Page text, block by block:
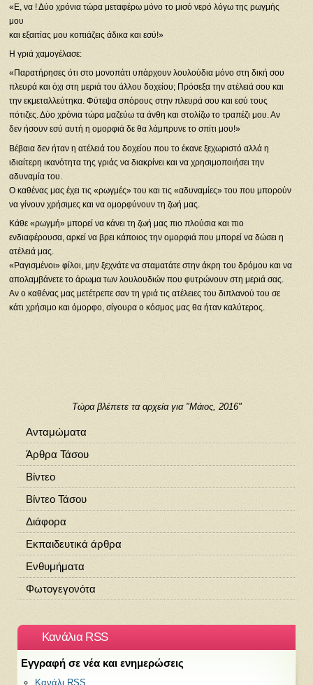
«Ε, να ! Δύο χρόνια τώρα μεταφέρω μόνο το μισό νερό λόγω της ρωγμής
μου
και εξαιτίας μου κοπιάζεις άδικα και εσύ!»
Η γριά χαμογέλασε:
«Παρατήρησες ότι στο μονοπάτι υπάρχουν λουλούδια μόνο στη δική σου
πλευρά και όχι στη μεριά του άλλου δοχείου; Πρόσεξα την ατέλειά σου και
την εκμεταλλεύτηκα. Φύτεψα σπόρους στην πλευρά σου και εσύ τους
πότιζες. Δύο χρόνια τώρα μαζεύω τα άνθη και στολίζω το τραπέζι μου. Αν
δεν ήσουν εσύ αυτή η ομορφιά δε θα λάμπρυνε το σπίτι μου!»
Βέβαια δεν ήταν η ατέλειά του δοχείου που το έκανε ξεχωριστό αλλά η
ιδιαίτερη ικανότητα της γριάς να διακρίνει και να χρησιμοποιήσει την
αδυναμία του.
Ο καθένας μας έχει τις «ρωγμές» του και τις «αδυναμίες» του που μπορούν
να γίνουν χρήσιμες και να ομορφύνουν τη ζωή μας.
Κάθε «ρωγμή» μπορεί να κάνει τη ζωή μας πιο πλούσια και πιο
ενδιαφέρουσα, αρκεί να βρει κάποιος την ομορφιά που μπορεί να δώσει η
ατέλειά μας.
«Ραγισμένοι» φίλοι, μην ξεχνάτε να σταματάτε στην άκρη του δρόμου και να
απολαμβάνετε το άρωμα των λουλουδιών που φυτρώνουν στη μεριά σας.
Αν ο καθένας μας μετέτρεπε σαν τη γριά τις ατέλειες του διπλανού του σε
κάτι χρήσιμο και όμορφο, σίγουρα ο κόσμος μας θα ήταν καλύτερος.
Τώρα βλέπετε τα αρχεία για "Μάιος, 2016"
Ανταμώματα
Άρθρα Τάσου
Βίντεο
Βίντεο Τάσου
Διάφορα
Εκπαιδευτικά άρθρα
Ενθυμήματα
Φωτογεγονότα
Κανάλια RSS
Εγγραφή σε νέα και ενημερώσεις
Κανάλι RSS